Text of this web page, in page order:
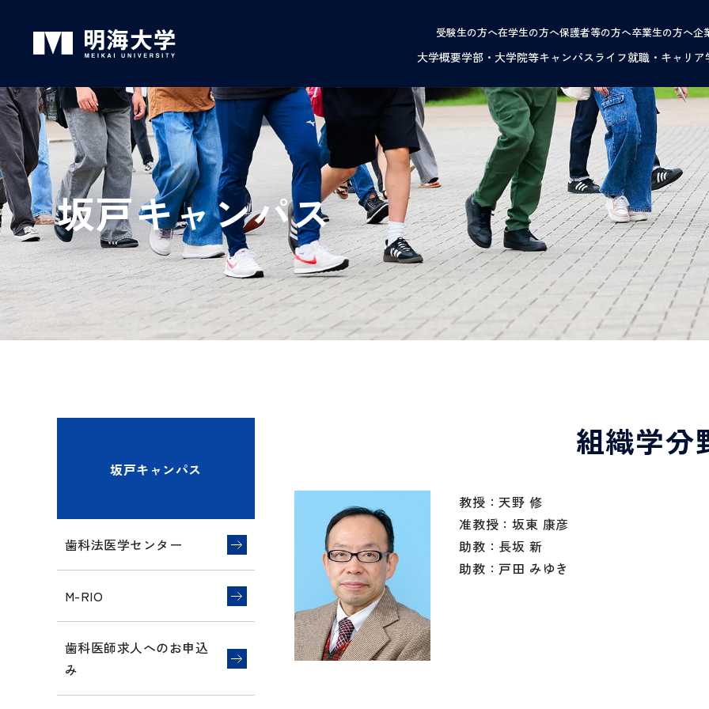
グ
ロ
ー
バ
ル
ナ
ビ
ゲ
ー
シ
ョ
ン
本
文
へ
ロ
ー
カ
ル
ナ
ビ
ゲ
ー
シ
ョ
ン
へ
フ
ッ
タ
ー
へ
受験生の方へ在学生の方へ保護者等の方へ卒業生の方へ企
大学概要学部・大学院等キャンパスライフ就職・キャリア
坂戸キャンパス
組織学分
教授：天野 修
准教授：坂東 康彦
助教：長坂 新
助教：戸田 みゆき
坂戸キャンパス
歯科法医学センター
M-RIO
歯科医師求人へのお申込
み